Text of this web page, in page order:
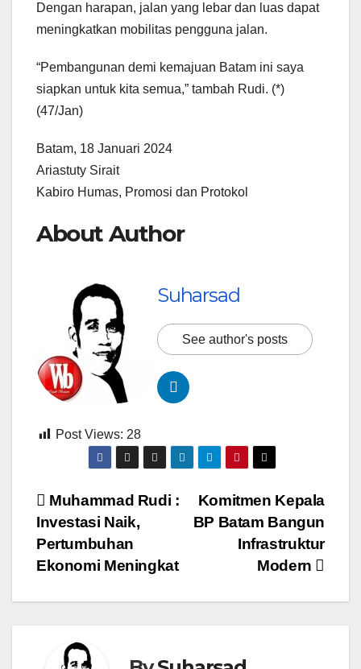
Dengan harapan, jalan yang lebar dan luas dapat
meningkatkan mobilitas pengguna jalan.
“Pembangunan demi kemajuan Batam ini saya
siapkan untuk kita semua,” tambah Rudi. (*)
(47/Jan)
Batam, 18 Januari 2024
Ariastuty Sirait
Kabiro Humas, Promosi dan Protokol
About Author
Suharsad
See author's posts
Post Views: 28
Navigasi
pos
Komitmen Kepala
BP Batam Bangun
Infrastruktur
Modern
Muhammad Rudi :
Investasi Naik,
Pertumbuhan
Ekonomi Meningkat